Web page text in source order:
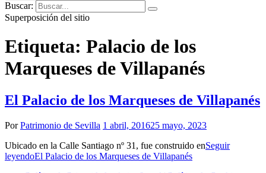
Buscar:
Superposición del sitio
Etiqueta: Palacio de los
Marqueses de Villapanés
El Palacio de los Marqueses de Villapanés
PorPatrimonio de Sevilla 1 abril, 201625 mayo, 2023
Ubicado en la Calle Santiago nº 31, fue construido enSeguir
leyendoEl Palacio de los Marqueses de Villapanés